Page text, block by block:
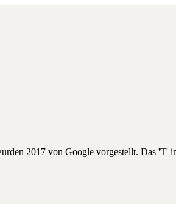
2017 von Google vorgestellt. Das 'T'